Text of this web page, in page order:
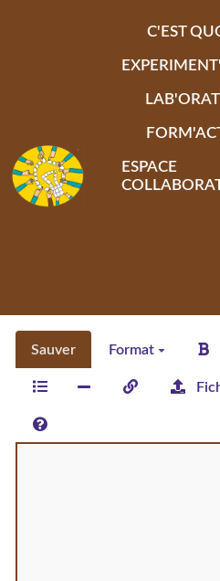
C'EST
ESPACE
Sauver Format